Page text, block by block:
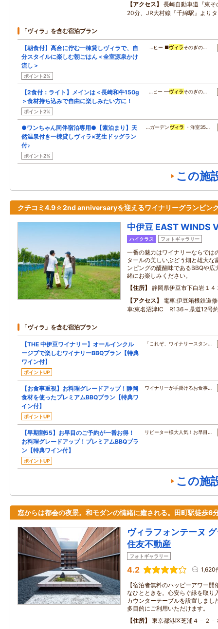
アクセス
長崎自動車道『東
20分、JR大村線『千綿駅』より
「ヴィラ」を含む宿泊プラン
【朝食付】高台に佇む一棟貸しヴィラで、自
分スタイルに楽しむ朝ごはん＜全室源泉かけ
流し＞
ポイント2%
…ヒー ■ヴィラそのぎの…
【2食付：ライト】メインは＜長崎和牛150g
＞食材持ち込みで自由に楽しみたい方に！
ポイント2%
…ヒー ━ヴィラそのぎの…
●ワンちゃん同伴宿泊専用●【素泊まり】天
然温泉付き一棟貸しヴィラ×芝生ドッグラン
付♪
ポイント2%
…ガーデンヴィラ ・洋室35…
この施
クチコミ4.9☆2nd anniversaryを迎えるワイナリーグランピン
中伊豆 EAST WINDS
ハイクラス フォトギャラリー
一番の魅力はワイナリーならでは
タールの美しいぶどう畑と雄大な
ンピングの醍醐味であるBBQや
緒にお楽しみください。
住所
静岡県伊豆市下白岩１
アクセス
電車:伊豆箱根鉄道
車:東名沼津IC R136～県道12号
「ヴィラ」を含む宿泊プラン
【THE 中伊豆ワイナリー】オールインクル
ージブで楽しむワイナリーBBQプラン【特典
ワイン付】
ポイントUP
「これぞ、ワイナリースタン…
【お食事重視】お料理グレードアップ！静岡
食材を使ったプレミアムBBQプラン【特典ワ
イン付】
ポイントUP
ワイナリーが手掛けるお食事…
【早期割55】お早目のご予約が一番お得！
お料理グレードアップ！プレミアムBBQプラ
ン【特典ワイン付】
ポイントUP
リピーター様大人気！お早目…
この施
窓からは都会の夜景。和モダンの情緒に癒される。田町駅徒歩6
ヴィラフォンテーヌ
住友不動産
フォトギャラリー
4.2 1,620
【宿泊者無料のハッピーアワー
なひとときを。心安らぐ緑を取り
カウンターテーブルを設置しまし
多目的にご利用いただけます。
住所
東京都港区芝浦４－２－